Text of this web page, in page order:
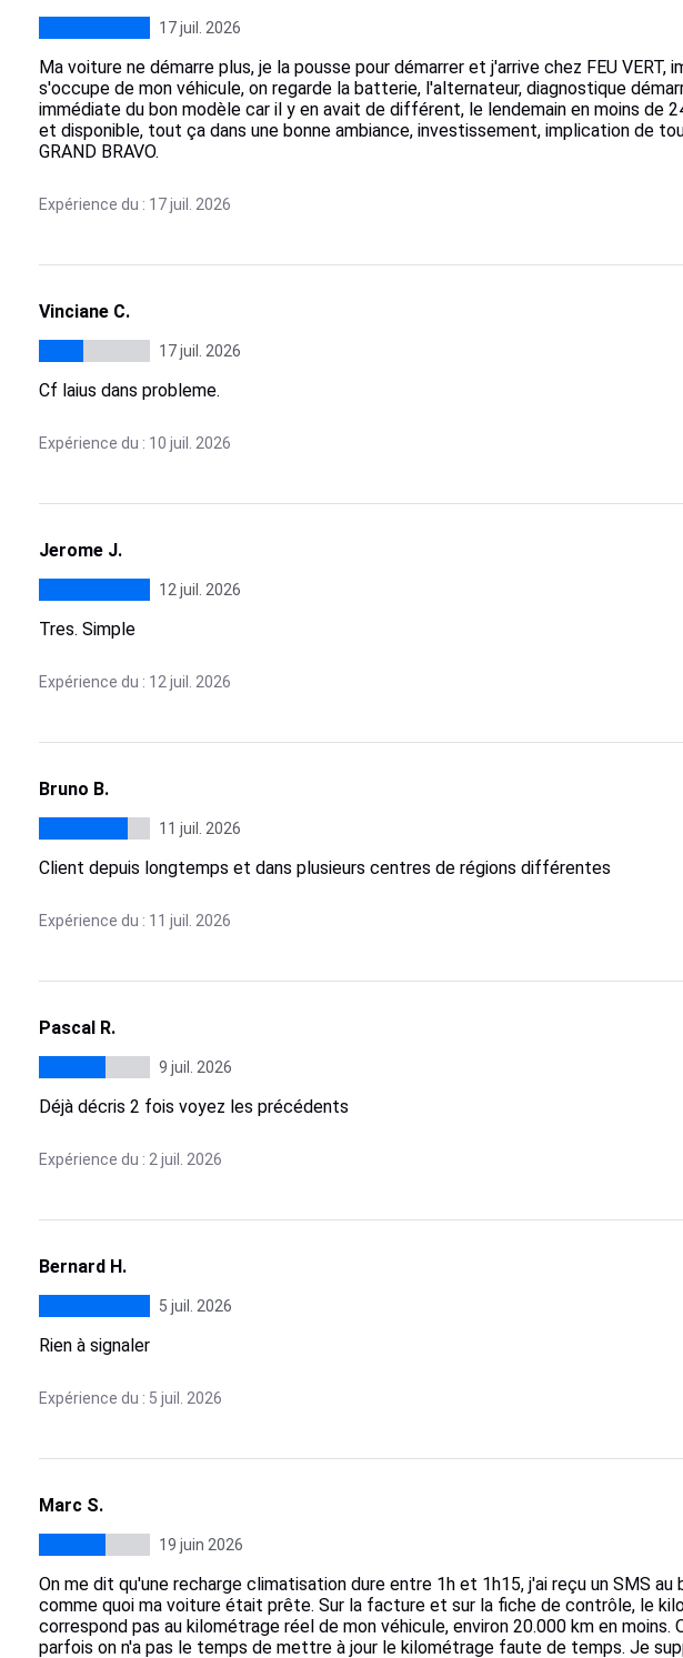
17 juil. 2026
Ma voiture ne démarre plus, je la pousse pour démarrer et j'arrive chez FEU VERT,
s'occupe de mon véhicule, on regarde la batterie, l'alternateur, diagnostique
immédiate du bon modèle car il y en avait de différent, le lendemain en moins de
et disponible, tout ça dans une bonne ambiance, investissement, implication de
GRAND BRAVO.
Expérience du : 17 juil. 2026
Vinciane C.
17 juil. 2026
Cf laius dans probleme.
Expérience du : 10 juil. 2026
Jerome J.
12 juil. 2026
Tres. Simple
Expérience du : 12 juil. 2026
Bruno B.
11 juil. 2026
Client depuis longtemps et dans plusieurs centres de régions différentes
Expérience du : 11 juil. 2026
Pascal R.
9 juil. 2026
Déjà décris 2 fois voyez les précédents
Expérience du : 2 juil. 2026
Bernard H.
5 juil. 2026
Rien à signaler
Expérience du : 5 juil. 2026
Marc S.
19 juin 2026
On me dit qu'une recharge climatisation dure entre 1h et 1h15, j'ai reçu un SMS au
comme quoi ma voiture était prête. Sur la facture et sur la fiche de contrôle, le
correspond pas au kilométrage réel de mon véhicule, environ 20.000 km en moins.
parfois on n'a pas le temps de mettre à jour le kilométrage faute de temps. Je